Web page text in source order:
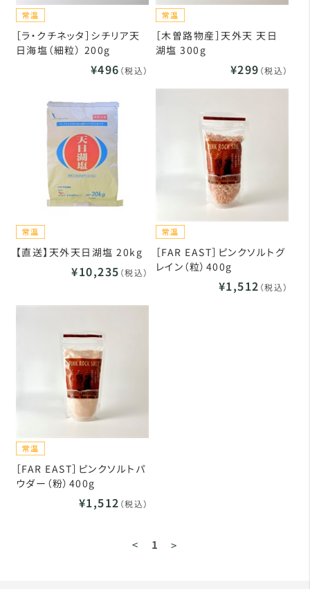
［ラ・クチネッタ］シチリア天
日海塩（細粒） 200g
¥496 （税込）
［木曽路物産］天外天 天日
湖塩 300g
¥299 （税込）
【直送】天外天日湖塩 20kg
¥10,235 （税込）
［FAR EAST］ピンクソルトグ
レイン（粒）400g
¥1,512 （税込）
［FAR EAST］ピンクソルトパ
ウダー（粉）400g
¥1,512 （税込）
< 1 >